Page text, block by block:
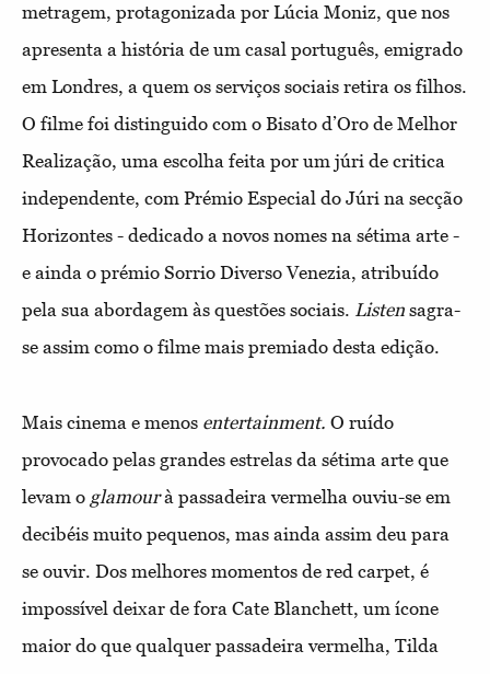
metragem, protagonizada por Lúcia Moniz, que nos
apresenta a história de um casal português, emigrado
em Londres, a quem os serviços sociais retira os filhos.
O filme foi distinguido com o Bisato d’Oro de Melhor
Realização, uma escolha feita por um júri de critica
independente, com Prémio Especial do Júri na secção
Horizontes - dedicado a novos nomes na sétima arte -
e ainda o prémio Sorrio Diverso Venezia, atribuído
pela sua abordagem às questões sociais. Listen sagra-
se assim como o filme mais premiado desta edição.
Mais cinema e menos entertainment. O ruído
provocado pelas grandes estrelas da sétima arte que
levam o glamourà passadeira vermelha ouviu-se em
decibéis muito pequenos, mas ainda assim deu para
se ouvir. Dos melhores momentos de red carpet, é
impossível deixar de fora Cate Blanchett, um ícone
maior do que qualquer passadeira vermelha, Tilda